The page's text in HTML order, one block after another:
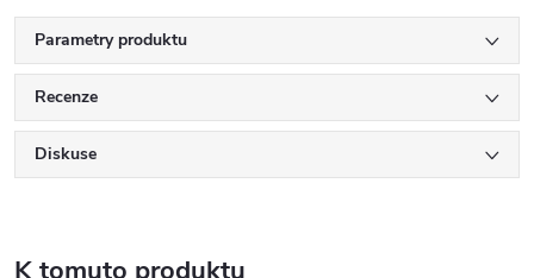
Parametry produktu
Recenze
Diskuse